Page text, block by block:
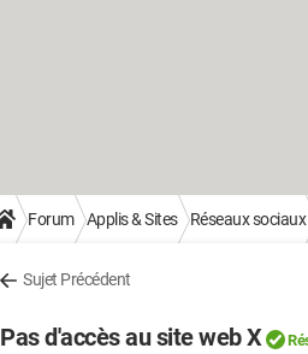
Forum Applis & Sites Réseaux sociaux
Sujet Précédent
Pas d'accès au site web X